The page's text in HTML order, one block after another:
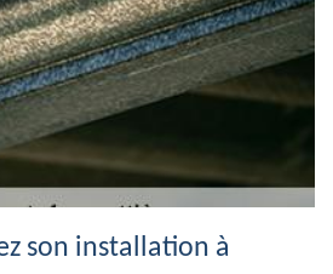
son installation à